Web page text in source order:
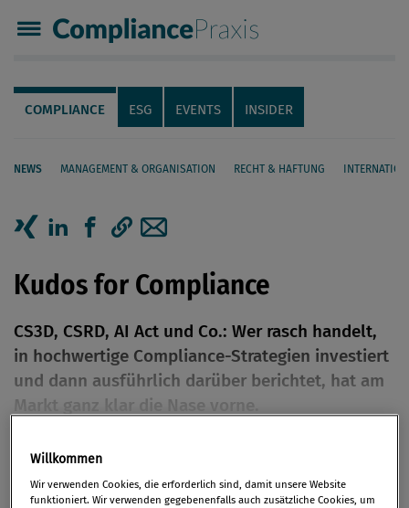
Compliance Praxis
Servicenavigation
Navigation
COMPLIANCE ESG EVENTS INSIDER
NEWS MANAGEMENT & ORGANISATION RECHT & HAFTUNG
Seiteninhalt
Kudos for Compliance
CS3D, CSRD, AI Act und Co.: Wer rasch handelt,
in hochwertige Compliance-Strategien investiert
und dann ausführlich darüber berichtet, hat am
Markt ganz klar die Nase vorne.
VonMag. Christiane Jördens Bakk.
Praxis 1/2024, S. 30
Premium
Willkommen
Wir verwenden Cookies, die erforderlich sind, damit unsere Website
funktioniert. Wir verwenden gegebenenfalls auch zusätzliche Cookies, um